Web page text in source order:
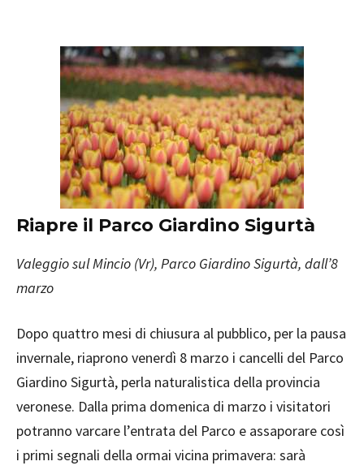
Riapre il Parco Giardino Sigurtà
Valeggio sul Mincio (Vr), Parco Giardino Sigurtà, dall’8
marzo
Dopo quattro mesi di chiusura al pubblico, per la pausa
invernale, riaprono venerdì 8 marzo i cancelli del Parco
Giardino Sigurtà, perla naturalistica della provincia
veronese. Dalla prima domenica di marzo i visitatori
potranno varcare l’entrata del Parco e assaporare così
i primi segnali della ormai vicina primavera: sarà